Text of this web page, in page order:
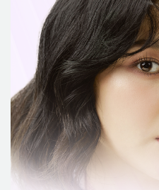
脂肪注入(アンチエイジング)
豊胸手術・バストアップ
プチ整形
脂肪吸引 (大容量)
メンズ整形
idリアルストーリー
idニュース